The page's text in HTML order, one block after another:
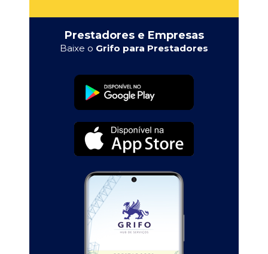
Prestadores e Empresas
Baixe o Grifo para Prestadores